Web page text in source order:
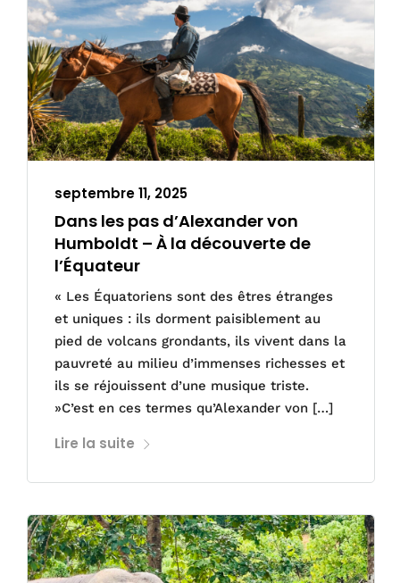
septembre 11, 2025
Dans les pas d’Alexander von
Humboldt – À la découverte de
l’Équateur
« Les Équatoriens sont des êtres étranges
et uniques : ils dorment paisiblement au
pied de volcans grondants, ils vivent dans la
pauvreté au milieu d’immenses richesses et
ils se réjouissent d’une musique triste.
»C’est en ces termes qu’Alexander von […]
Lire la suite